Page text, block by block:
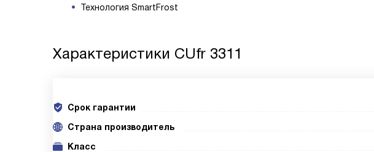
Технология SmartFrost
Характеристики CUfr 3311
Срок гарантии
Cтрана производитель
Класс